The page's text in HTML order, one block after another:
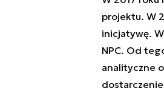
projektu. W
inicjatywę.
NPC. Od
analityczne